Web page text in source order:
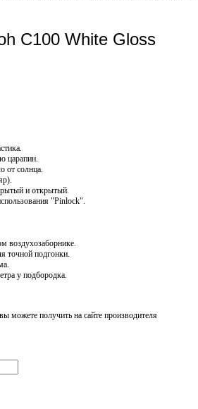
C100 White Gloss
царапин.
от солнца.
и открытый.
"Pinlock".
воздухозаборнике.
точной подгонки.
у подбородка.
можете получить на сайте производителя